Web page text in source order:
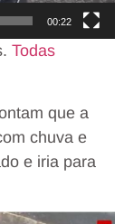
00:22
Todas
que a
chuva e
e iria para